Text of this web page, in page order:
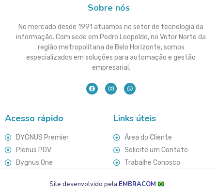
Sobre nós
No mercado desde 1991 atuamos no setor de tecnologia da
informação. Com sede em Pedro Leopoldo, no Vetor Norte da
região metropolitana de Belo Horizonte, somos
especializados em soluções para automação e gestão
empresarial.
Acesso rápido
DYGNUS Premier
Plenus PDV
Dygnus One
Links úteis
Área do Cliente
Solicite um Contato
Trabalhe Conosco
Site desenvolvido pela EMBRACOM